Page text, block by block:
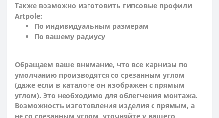
Также возможно изготовить гипсовые профили
Artpole:
По индивидуальным размерам
По вашему радиусу
Обращаем ваше внимание, что все карнизы по
умолчанию производятся со срезанным углом
(даже если в каталоге он изображен с прямым
углом). Это необходимо для облегчения монтажа.
Возможность изготовления изделия с прямым, а
не со срезанным углом, уточняйте у вашего